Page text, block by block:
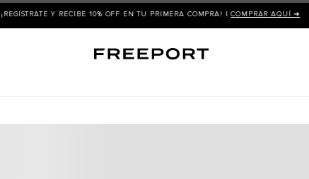
¡REGÍSTRATE Y RECIBE 10% OFF EN TU PRIMERA COMPRA! |COMPRAR AQUÍ ➜